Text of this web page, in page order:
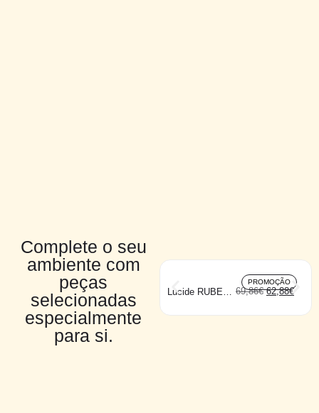
Complete o seu
ambiente com
peças
selecionadas
especialmente
para si.
PROMOÇÃO
Lucide RUBEN
69,86€ 62,88€